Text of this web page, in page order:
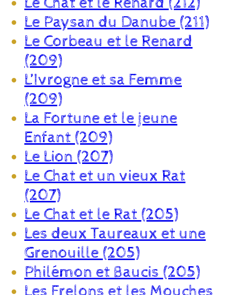
Le Paysan du Danube (211)
Le Corbeau et le Renard
(209)
L’Ivrogne et sa Femme
(209)
La Fortune et le jeune
Enfant (209)
Le Lion (207)
Le Chat et un vieux Rat
(207)
Le Chat et le Rat (205)
Les deux Taureaux et une
Grenouille (205)
Philémon et Baucis (205)